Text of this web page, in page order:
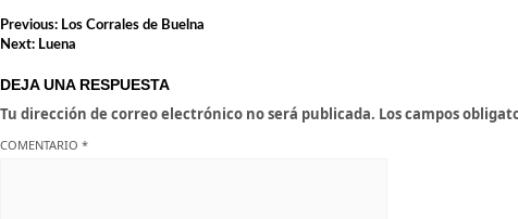
NAVEGACIÓN
DE
Previous: Los Corrales de Buelna
Next: Luena
DEJA UNA RESPUESTA
Tu dirección de correo electrónico no será publicada. Los campos
COMENTARIO *